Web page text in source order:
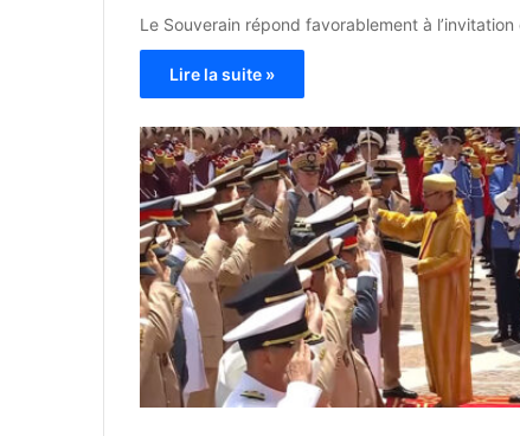
Le Souverain répond favorablement à
Lire la suite »